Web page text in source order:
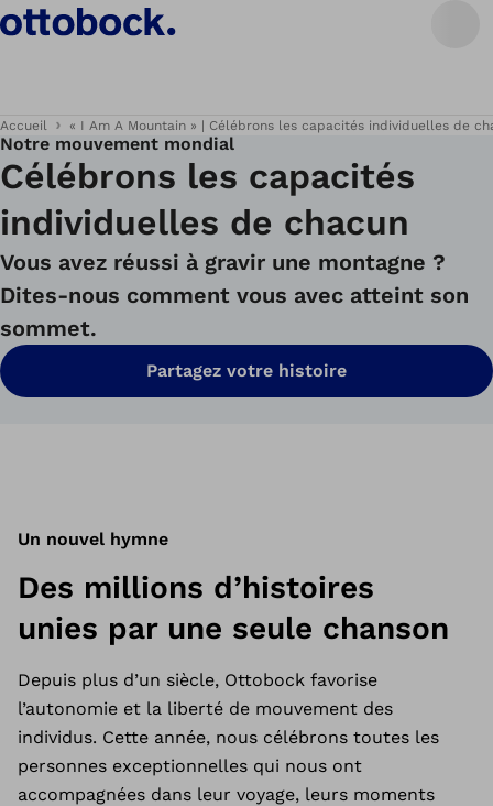
Accueil « I Am A Mountain » | Célébrons les capacités individuelles de
Notre mouvement mondial
Célébrons les capacités
individuelles de chacun
Vous avez réussi à gravir une montagne ?
Dites-nous comment vous avec atteint son
sommet.
Partagez votre histoire
Un nouvel hymne
Des millions d’histoires
unies par une seule chanson
Depuis plus d’un siècle, Ottobock favorise
l’autonomie et la liberté de mouvement des
individus. Cette année, nous célébrons toutes les
personnes exceptionnelles qui nous ont
accompagnées dans leur voyage, leurs moments